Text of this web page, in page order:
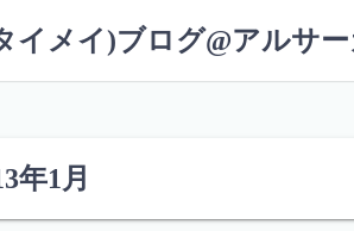
イメイ)ブログ@アルサ
年1月